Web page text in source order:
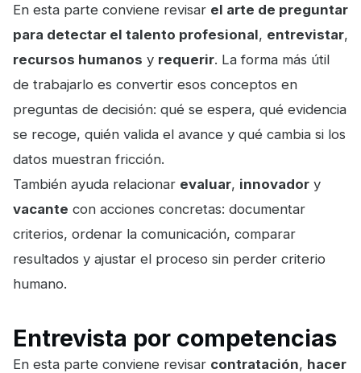
En esta parte conviene revisar el arte de preguntar
para detectar el talento profesional, entrevistar,
recursos humanos y requerir. La forma más útil
de trabajarlo es convertir esos conceptos en
preguntas de decisión: qué se espera, qué evidencia
se recoge, quién valida el avance y qué cambia si los
datos muestran fricción.
También ayuda relacionar evaluar, innovador y
vacante con acciones concretas: documentar
criterios, ordenar la comunicación, comparar
resultados y ajustar el proceso sin perder criterio
humano.
Entrevista por competencias
En esta parte conviene revisar contratación, hacer